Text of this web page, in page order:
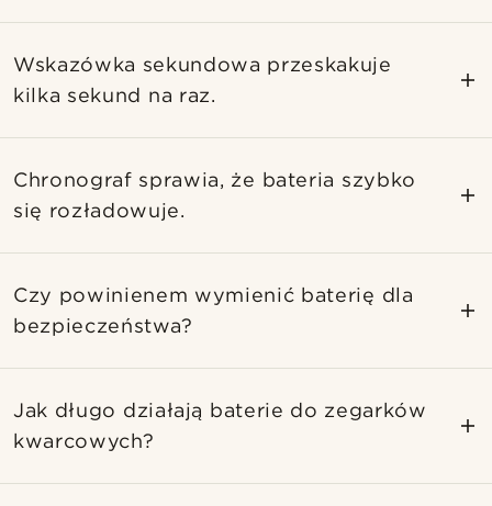
Wskazówka sekundowa przeskakuje
kilka sekund na raz.
Chronograf sprawia, że bateria szybko
się rozładowuje.
Czy powinienem wymienić baterię dla
bezpieczeństwa?
Jak długo działają baterie do zegarków
kwarcowych?